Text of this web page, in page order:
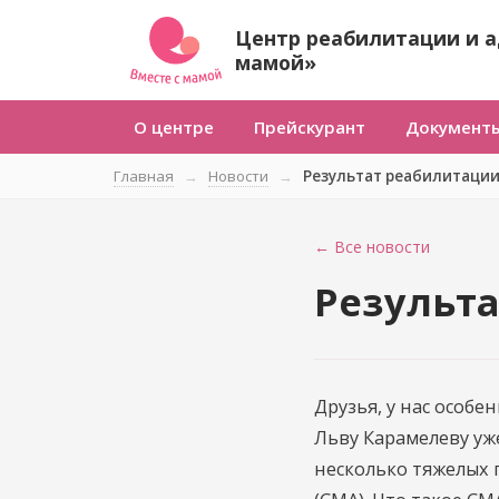
Центр реабилитации и
мамой»
О центре Прейскурант
Главная → Новости → Результат реабилитации
← Все новости
Друзья, у нас
Льву Карамелеву
несколько